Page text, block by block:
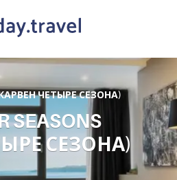
(КАРВЕН ЧЕТЫРЕ СЕЗОНА)
SEASONS
СЕЗОНА)